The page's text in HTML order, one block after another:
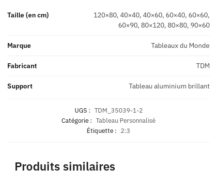
Taille (en cm)
120×80, 40×40, 40×60, 60×40, 60×60,
60×90, 80×120, 80×80, 90×60
Marque Tableaux du Monde
Fabricant TDM
Support Tableau aluminium brillant
UGS : TDM_35039-1-2
Catégorie : Tableau Personnalisé
Étiquette : 2:3
Produits similaires